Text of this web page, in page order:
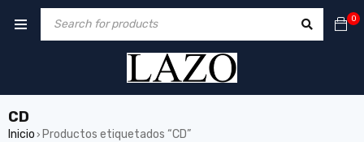
0
CD
Inicio › Productos etiquetados “CD”